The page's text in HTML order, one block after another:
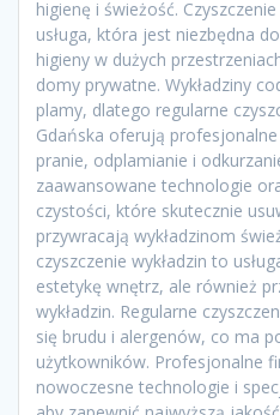
higienę i świeżość.
usługa, która jest niezbędna
higieny w dużych
domy prywatne. Wykładziny
plamy, dlatego regularne
Gdańska oferują
pranie, odplamianie i
zaawansowane technologie
czystości, które skutecznie
przywracają wykładzinom
czyszczenie wykładzin to
estetykę wnętrz, ale również
wykładzin. Regularne
się brudu i alergenów, co ma
użytkowników. Profesjonalne
nowoczesne technologie i